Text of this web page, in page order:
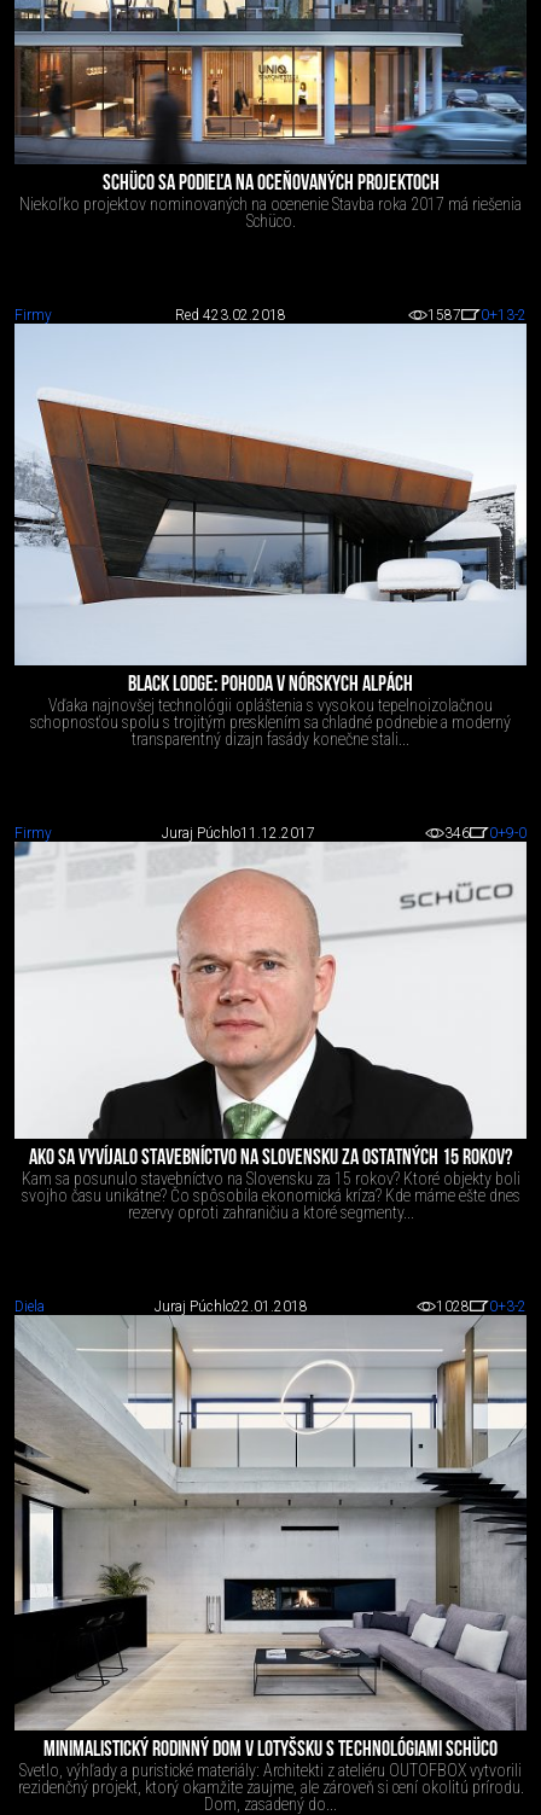
SCHÜCO SA PODIEĽA NA OCEŇOVANÝCH PROJEKTOCH
Niekoľko projektov nominovaných na ocenenie Stavba roka 2017 má riešenia
Schüco.
Firmy Red 423.02.2018 1587 0+13-2
BLACK LODGE: POHODA V NÓRSKYCH ALPÁCH
Vďaka najnovšej technológii opláštenia s vysokou tepelnoizolačnou
schopnosťou spolu s trojitým presklením sa chladné podnebie a moderný
transparentný dizajn fasády konečne stali...
Firmy Juraj Púchlo11.12.2017 346 0+9-0
AKO SA VYVÍJALO STAVEBNÍCTVO NA SLOVENSKU ZA OSTATNÝCH 15 ROKOV?
Kam sa posunulo stavebníctvo na Slovensku za 15 rokov? Ktoré objekty boli
svojho času unikátne? Čo spôsobila ekonomická kríza? Kde máme ešte dnes
rezervy oproti zahraničiu a ktoré segmenty...
Diela Juraj Púchlo22.01.2018 1028 0+3-2
MINIMALISTICKÝ RODINNÝ DOM V LOTYŠSKU S TECHNOLÓGIAMI SCHÜCO
Svetlo, výhľady a puristické materiály: Architekti z ateliéru OUTOFBOX vytvorili
rezidenčný projekt, ktorý okamžite zaujme, ale zároveň si cení okolitú prírodu.
Dom, zasadený do...